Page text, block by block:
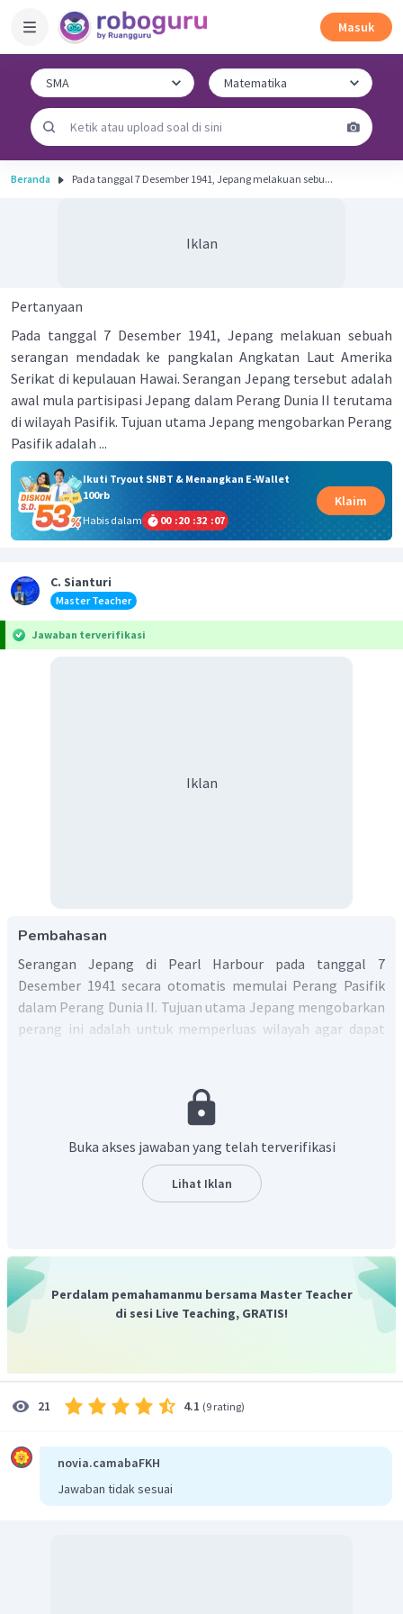
Masuk
Beranda Pada tanggal 7 Desember 1941, Jepang melakuan sebu...
Iklan
Pertanyaan
Pada tanggal 7 Desember 1941, Jepang melakuan sebuah
serangan mendadak ke pangkalan Angkatan Laut Amerika
Serikat di kepulauan Hawai. Serangan Jepang tersebut adalah
awal mula partisipasi Jepang dalam Perang Dunia II terutama
di wilayah Pasifik. Tujuan utama Jepang mengobarkan Perang
Pasifik adalah ...
Ikuti Tryout SNBT & Menangkan E-Wallet
100rb
Habis dalam
00 :20 :32 :07
Klaim
C. Sianturi
Master Teacher
Jawaban terverifikasi
Iklan
Pembahasan
Serangan Jepang di Pearl Harbour pada tanggal 7
Desember 1941 secara otomatis memulai Perang Pasifik
dalam Perang Dunia II. Tujuan utama Jepang mengobarkan
perang ini adalah untuk memperluas wilayah agar dapat
sendiri adalah negara terbelakang sampai terjadi Revolusi
Pasifik adalah untuk melakukan ekspansi wilayah dan
memperkuat industrinya.
Buka akses jawaban yang telah terverifikasi
Lihat Iklan
Perdalam pemahamanmu bersama Master Teacher
di sesi Live Teaching, GRATIS!
21 4.1 (9 rating)
novia.camabaFKH
Jawaban tidak sesuai